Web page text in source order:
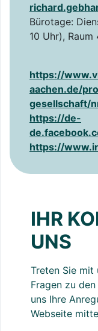
Bürotage:
10 Uhr), Raum
https://
aachen.de/
gesellschaft/
https://de-
https://
IHR
UNS
Treten Sie mit
Fragen zu
uns Ihre
Webseite